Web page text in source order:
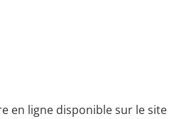
en ligne disponible sur le site